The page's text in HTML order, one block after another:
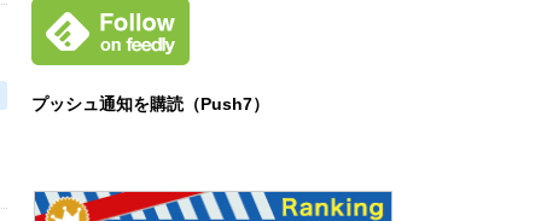
プッシュ通知を購読（Push7）